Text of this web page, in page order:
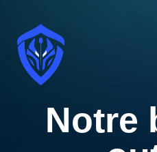
Notre